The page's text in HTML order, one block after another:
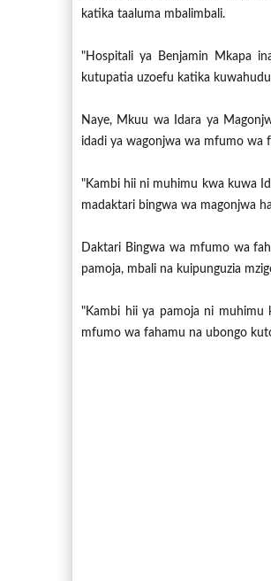
katika taaluma mbalimbali.
"Hospitali ya Benjamin Mkapa
kutupatia uzoefu katika
Naye, Mkuu wa Idara ya
idadi ya wagonjwa wa mfumo wa
"Kambi hii ni muhimu kwa kuwa
madaktari bingwa wa magonjwa
Daktari Bingwa wa mfumo wa
pamoja, mbali na kuipunguzia
"Kambi hii ya pamoja ni muhimu
mfumo wa fahamu na ubongo